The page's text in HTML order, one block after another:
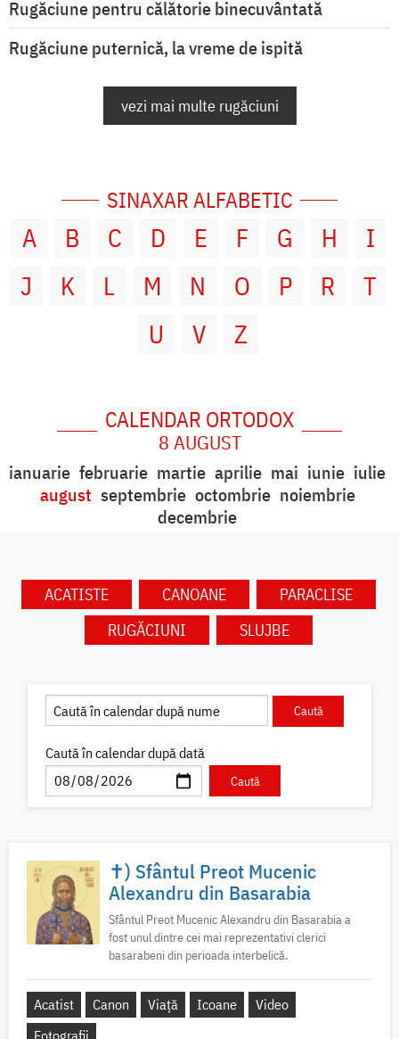
Rugăciune pentru călătorie binecuvântată
Rugăciune puternică, la vreme de ispită
vezi mai multe rugăciuni
SINAXAR ALFABETIC
A B C D E F G H
I
J
K L M N O P R
T
U
V Z
CALENDAR ORTODOX
8 AUGUST
ianuarie februarie martie aprilie mai iunie iulie
august septembrie octombrie noiembrie
decembrie
ACATISTE CANOANE
PARACLISE
RUGĂCIUNI
SLUJBE
Caută în calendar după dată
✝) Sfântul Preot Mucenic
Alexandru din Basarabia
Sfântul Preot Mucenic Alexandru din Basarabia a
fost unul dintre cei mai reprezentativi clerici
basarabeni din perioada interbelică.
Acatist Canon Viață Icoane
Video